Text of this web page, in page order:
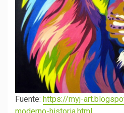
Fuente: https://myj-